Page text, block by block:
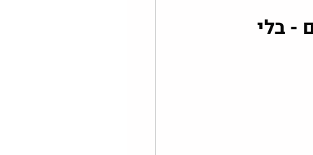
- בלי